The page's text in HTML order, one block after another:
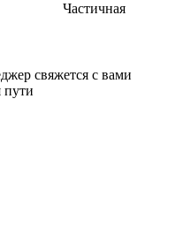
Частичная
свяжется с вами
пути